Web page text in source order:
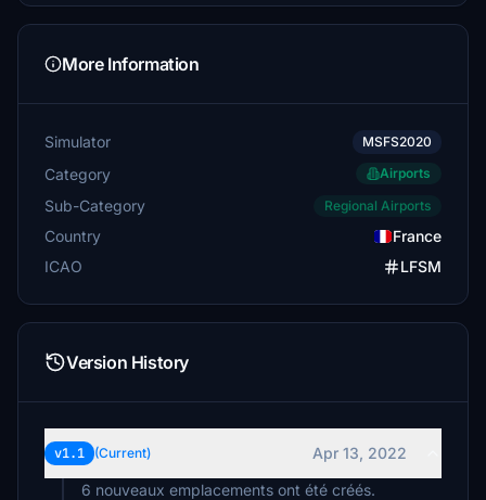
More Information
Simulator MSFS2020
Category Airports
Sub-Category Regional Airports
Country
France
ICAO
LFSM
Version History
v1.1 (Current)
Apr 13, 2022
6 nouveaux emplacements ont été créés.